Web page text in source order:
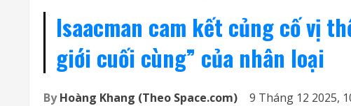
Isaacman cam kết củng cố vị
giới cuối cùng” của nhân loại
ByHoàng Khang (Theo Space.com) 9 Tháng 12 2025,